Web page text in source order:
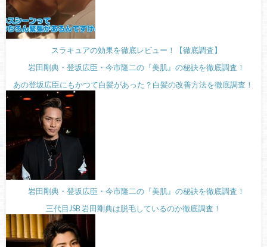
スラキュアの効果を徹底レビュー！【徹底調査】
岩田剛典・登坂広臣・今市隆二の『美肌』の秘訣を徹底調査！
あの登坂広臣にもかつて白髪があった？白髪の改善方法を徹底調査！
岩田剛典・登坂広臣・今市隆二の『美肌』の秘訣を徹底調査！
三代目JSB 岩田剛典は脱毛しているのか徹底調査！